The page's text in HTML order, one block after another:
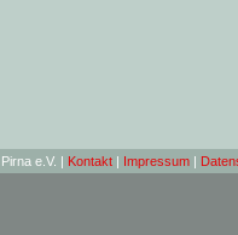
e.V. | Kontakt | Impressum |